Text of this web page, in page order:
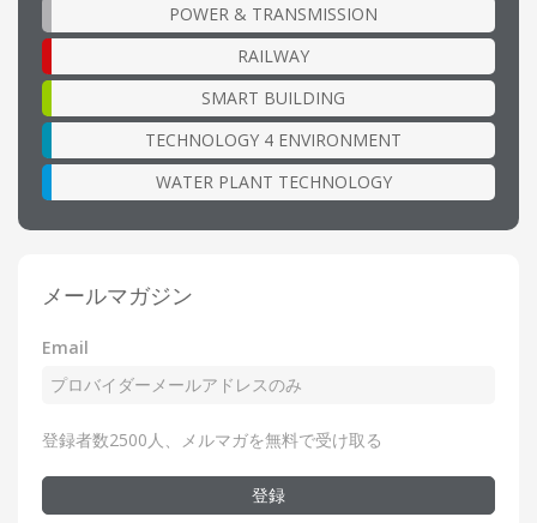
POWER & TRANSMISSION
RAILWAY
SMART BUILDING
TECHNOLOGY 4 ENVIRONMENT
WATER PLANT TECHNOLOGY
メールマガジン
Email
登録者数2500人、メルマガを無料で受け取る
登録